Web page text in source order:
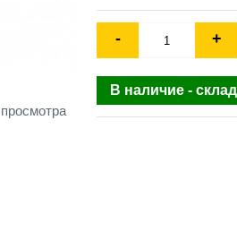
- +
В наличие - склад